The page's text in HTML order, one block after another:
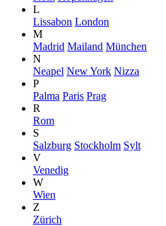
L
Lissabon London
M
Madrid Mailand München
N
Neapel New York Nizza
P
Palma Paris Prag
R
Rom
S
Salzburg Stockholm Sylt
V
Venedig
W
Wien
Z
Zürich